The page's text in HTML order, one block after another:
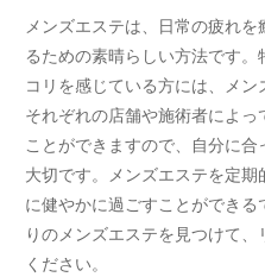
メンズエステは、日常の疲れ
るための素晴らしい方法です
コリを感じている方には、メン
それぞれの店舗や施術者によ
ことができますので、自分に
大切です。メンズエステを定
に健やかに過ごすことができ
りのメンズエステを見つけて
ください。